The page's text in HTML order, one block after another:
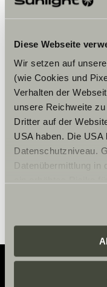
Diese Webseite
Wir setzen auf
(wie Cookies und
Verhalten der
unsere Reichweite
Dritter auf der
USA haben. Die
Datenschutzniveau.
Datenübermittlung in
zustehen.
eigene Zwecke
zusammenführen.
einzelne Cookies/
Hay